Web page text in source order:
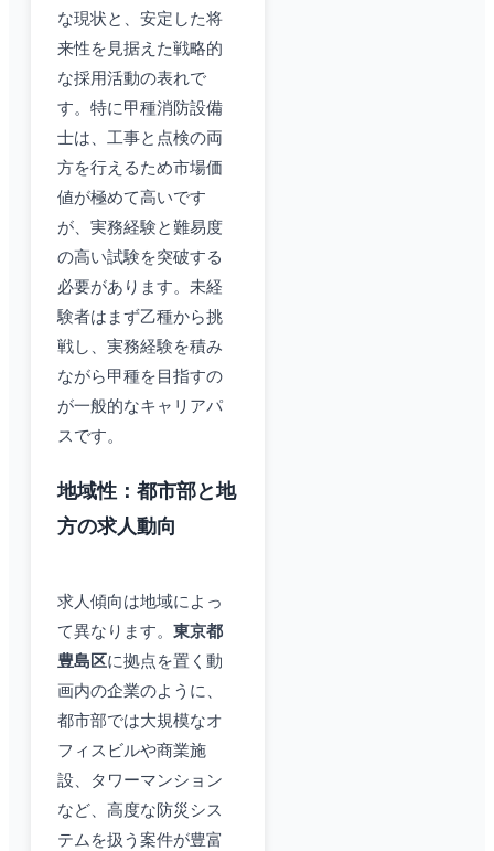
な現状と、安定した将
来性を見据えた戦略的
な採用活動の表れで
す。特に甲種消防設備
士は、工事と点検の両
方を行えるため市場価
値が極めて高いです
が、実務経験と難易度
の高い試験を突破する
必要があります。未経
験者はまず乙種から挑
戦し、実務経験を積み
ながら甲種を目指すの
が一般的なキャリアパ
スです。
地域性：都市部と地
方の求人動向
求人傾向は地域によっ
て異なります。 東京都
豊島区に拠点を置く動
画内の企業のように、
都市部では大規模なオ
フィスビルや商業施
設、タワーマンション
など、高度な防災シス
テムを扱う案件が豊富